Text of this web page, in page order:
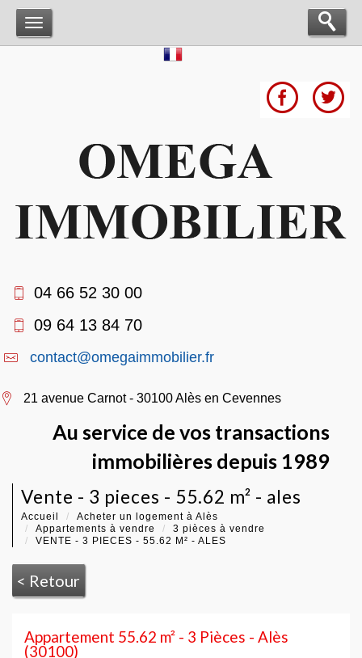
04 66 52 30 00
09 64 13 84 70
contact@omegaimmobilier.fr
21 avenue Carnot - 30100 Alès en Cevennes
Au service de vos transactions
immobilières depuis 1989
vente - 3 pieces - 55.62 m² - ales
Accueil
Acheter un logement à Alès
Appartements à vendre
3 pièces à vendre
VENTE - 3 PIECES - 55.62 M² - ALES
< Retour
Appartement 55.62 m² - 3 Pièces - Alès
(30100)